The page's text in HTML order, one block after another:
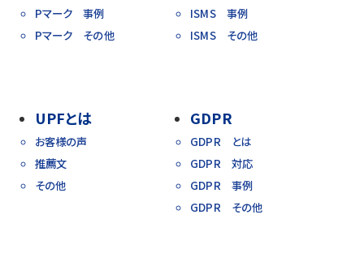
Pマーク 事例
Pマーク その他
ISMS 事例
ISMS その他
UPFとは
お客様の声
推薦文
その他
GDPR
GDPR とは
GDPR 対応
GDPR 事例
GDPR その他